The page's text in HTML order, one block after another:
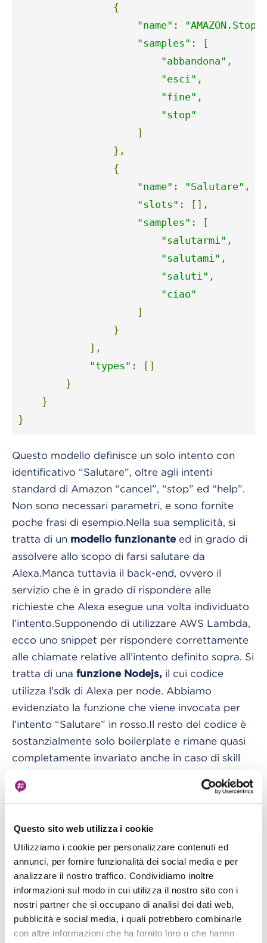
Questo sito web utilizza i cookie
Utilizziamo i cookie per personalizzare contenuti ed
annunci, per fornire funzionalità dei social media e per
analizzare il nostro traffico. Condividiamo inoltre
informazioni sul modo in cui utilizza il nostro sito con i
nostri partner che si occupano di analisi dei dati web,
pubblicità e social media, i quali potrebbero combinarle
con altre informazioni che ha fornito loro o che hanno
{
"name" :
"samples" :
[
"abbandona" ,
"esci" ,
"fine" ,
"stop"
]
},
{
"name" : "Salutare" ,
"slots" :
[],
"samples" :
[
"salutarmi" ,
"salutami" ,
"saluti" ,
"ciao"
]
}
],
"types" :
[]
}
}
}
Questo modello definisce un solo intento con
identificativo “Salutare”, oltre agli intenti
standard di Amazon “cancel”, “stop” ed “help”.
Non sono necessari parametri, e sono fornite
poche frasi di esempio.Nella sua semplicità, si
tratta di un modello funzionanteed in grado di
assolvere allo scopo di farsi salutare da
Alexa.Manca tuttavia il back-end, ovvero il
servizio che è in grado di rispondere alle
richieste che Alexa esegue una volta individuato
l’intento.Supponendo di utilizzare AWS Lambda,
ecco uno snippet per rispondere correttamente
alle chiamate relative all’intento definito sopra. Si
tratta di una funzione Nodejs, il cui codice
utilizza l’sdk di Alexa per node. Abbiamo
evidenziato la funzione che viene invocata per
l’intento “Salutare” in rosso.Il resto del codice è
sostanzialmente solo boilerplate e rimane quasi
completamente invariato anche in caso di skill
let
let welcomeOutput = "Benvenuto in
let welcomeReprompt = "puoi solo dire
"use strict";
const Alexa = require ('alexa-sdk' );
const APP_ID = undefined;
speechOutput = '';